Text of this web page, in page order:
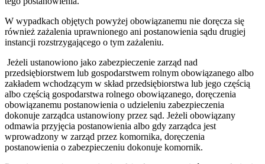
W wypadkach objętych powyżej obowiązanemu nie doręcza się
również zażalenia uprawnionego ani postanowienia sądu drugiej
instancji rozstrzygającego o tym zażaleniu.
Jeżeli ustanowiono jako zabezpieczenie zarząd nad
przedsiębiorstwem lub gospodarstwem rolnym obowiązanego albo
zakładem wchodzącym w skład przedsiębiorstwa lub jego częścią
albo częścią gospodarstwa rolnego obowiązanego, doręczenia
obowiązanemu postanowienia o udzieleniu zabezpieczenia
dokonuje zarządca ustanowiony przez sąd. Jeżeli obowiązany
odmawia przyjęcia postanowienia albo gdy zarządca jest
wprowadzony w zarząd przez komornika, doręczenia
postanowienia o zabezpieczeniu dokonuje komornik.